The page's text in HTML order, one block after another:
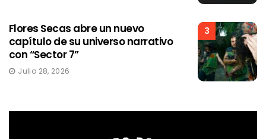
3
Flores Secas abre un nuevo
capítulo de su universo narrativo
con “Sector 7”
Julio 28, 2026